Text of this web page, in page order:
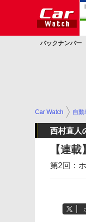
バックナンバー
Car Watch 自動
西村直人
【連
第2回：